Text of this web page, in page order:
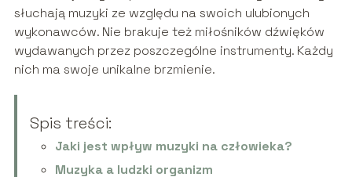
słuchają muzyki ze względu na swoich ulubionych
wykonawców. Nie brakuje też miłośników dźwięków
wydawanych przez poszczególne instrumenty. Każdy
nich ma swoje unikalne brzmienie.
Spis treści:
Jaki jest wpływ muzyki na człowieka?
Muzyka a ludzki organizm